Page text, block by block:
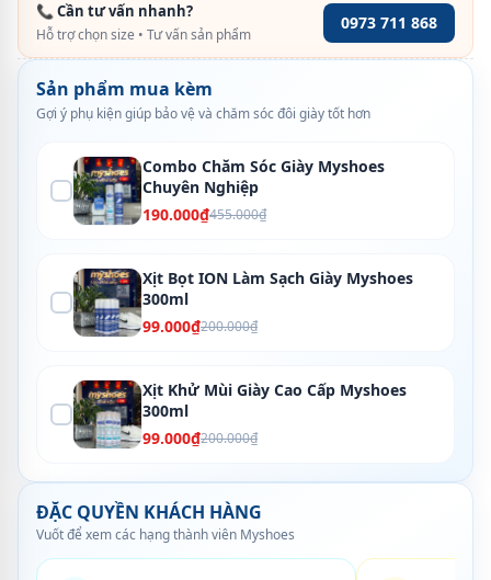
📞 Cần tư vấn nhanh?
Hỗ trợ chọn size • Tư vấn sản phẩm
0973 711 868
Sản phẩm mua kèm
Gợi ý phụ kiện giúp bảo vệ và chăm sóc đôi giày tốt hơn
Combo Chăm Sóc Giày Myshoes
Chuyên Nghiệp
190.000₫455.000₫
Xịt Bọt ION Làm Sạch Giày Myshoes
300ml
99.000₫200.000₫
Xịt Khử Mùi Giày Cao Cấp Myshoes
300ml
99.000₫200.000₫
ĐẶC QUYỀN KHÁCH HÀNG
Vuốt để xem các hạng thành viên Myshoes